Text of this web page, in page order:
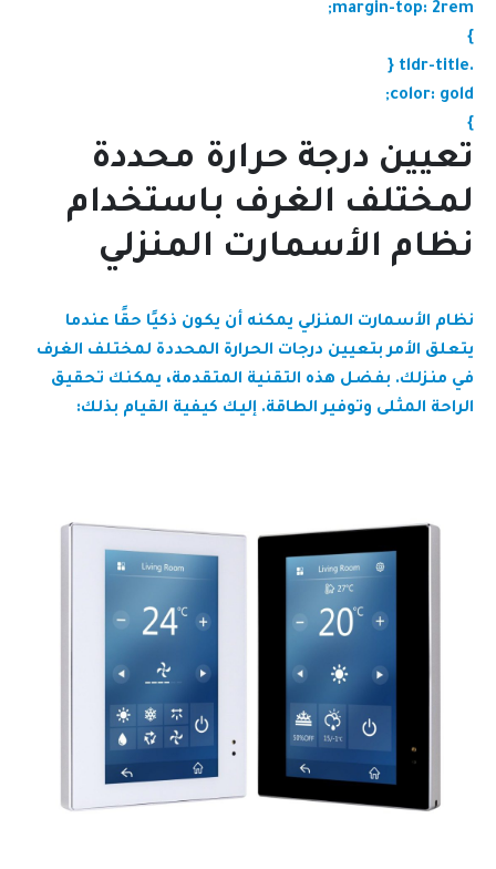
margin-top: 2rem;
}
.tldr-title {
color: gold;
}
تعيين درجة حرارة محددة
لمختلف الغرف باستخدام
نظام الأسمارت المنزلي
نظام الأسمارت المنزلي يمكنه أن يكون ذكيًا حقًا عندما
يتعلق الأمر بتعيين درجات الحرارة المحددة لمختلف الغرف
في منزلك. بفضل هذه التقنية المتقدمة، يمكنك تحقيق
الراحة المثلى وتوفير الطاقة. إليك كيفية القيام بذلك: